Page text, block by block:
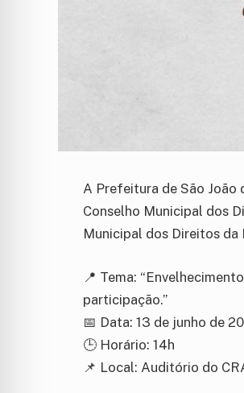
A Prefeitura de São João
Conselho Municipal dos
Municipal dos Direitos da
📍 Tema:
participação.”
📅 Data: 13 de junho de
🕒 Horário: 14h
📌 Local: Auditório do